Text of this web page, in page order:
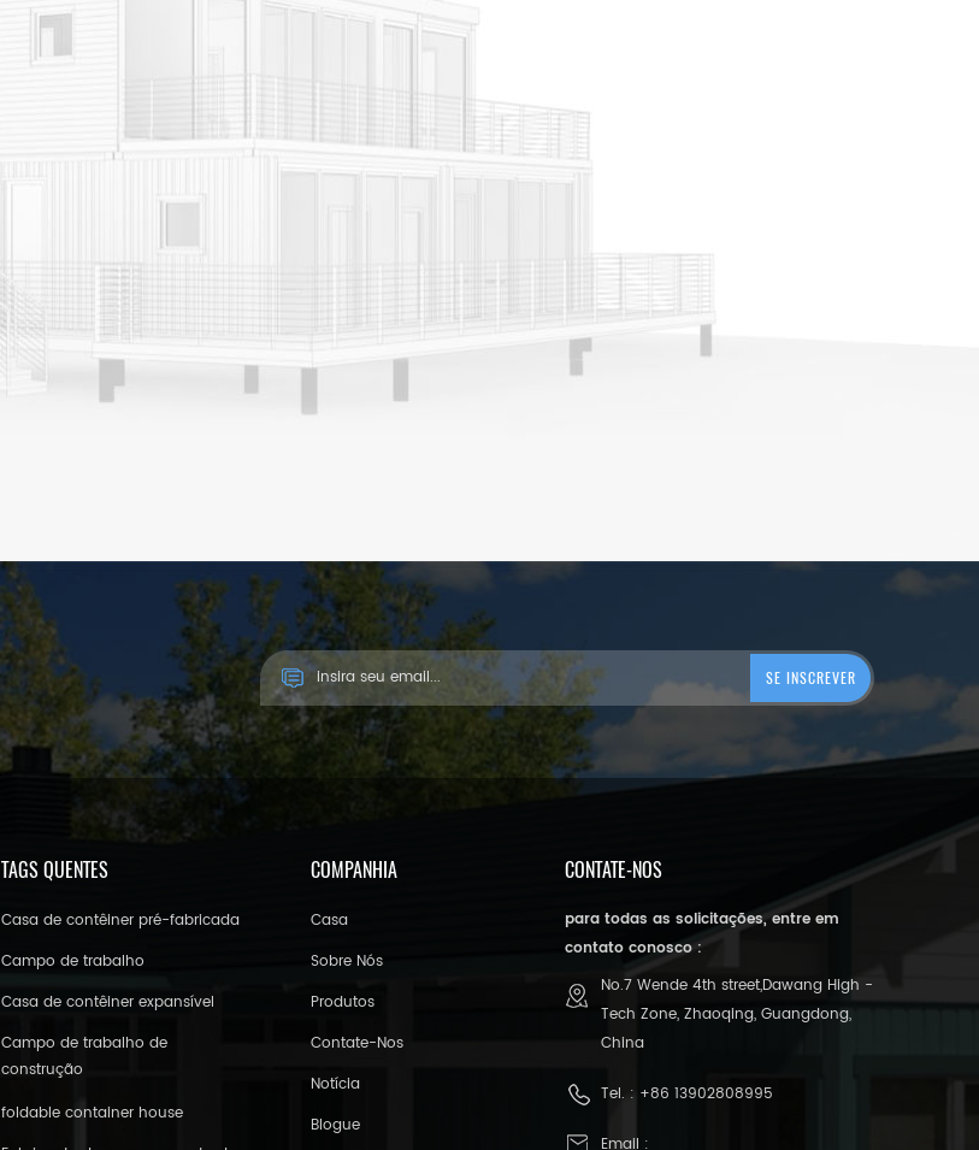
TAGS QUENTES
Casa de contêiner pré-fabricada
Campo de trabalho
Casa de contêiner expansível
Campo de trabalho de
construção
foldable container house
COMPANHIA
Casa
Sobre Nós
Produtos
Contate-Nos
Notícia
Blogue
CONTATE-NOS
para todas as solicitações, entre em
contato conosco :
No.7 Wende 4th street,Dawang High -
Tech Zone, Zhaoqing, Guangdong,
China
Tel. : +86 13902808995
Email :